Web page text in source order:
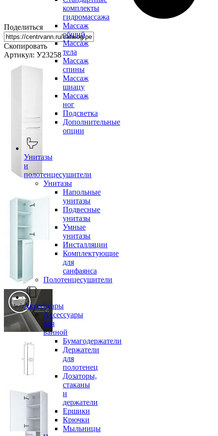
комплекты
гидромассажа
Массаж
общий
Массаж
тела
Массаж
спины
Массаж
шиацу
Массаж
ног
Подсветка
Дополнительные
опции
Унитазы
и
полотенцесушители
Унитазы
Напольные
унитазы
Подвесные
унитазы
Умные
унитазы
Инсталляции
Комплектующие
для
санфаянса
Полотенцесушители
Аксессуары
Аксессуары
для
ванной
Бумагодержатели
Держатели
для
полотенец
Дозаторы,
стаканы
и
держатели
Ершики
Крючки
Мыльницы
Поделиться
Скопировать
Артикул: У23258